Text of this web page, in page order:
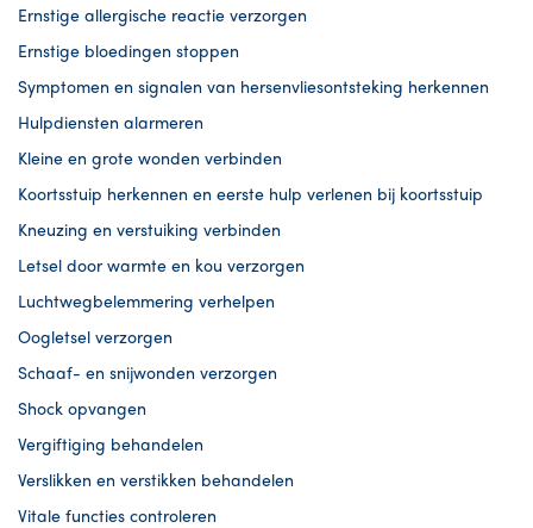
Ernstige allergische reactie verzorgen
Ernstige bloedingen stoppen
Symptomen en signalen van hersenvliesontsteking herkennen
Hulpdiensten alarmeren
Kleine en grote wonden verbinden
Koortsstuip herkennen en eerste hulp verlenen bij koortsstuip
Kneuzing en verstuiking verbinden
Letsel door warmte en kou verzorgen
Luchtwegbelemmering verhelpen
Oogletsel verzorgen
Schaaf- en snijwonden verzorgen
Shock opvangen
Vergiftiging behandelen
Verslikken en verstikken behandelen
Vitale functies controleren